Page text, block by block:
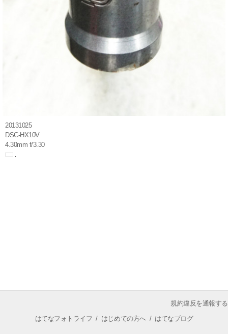
20131025
DSC-HX10V
4.30mm f/3.30
規約違反を通報する
はてなフォトライフ / はじめての方へ/ はてなブログ